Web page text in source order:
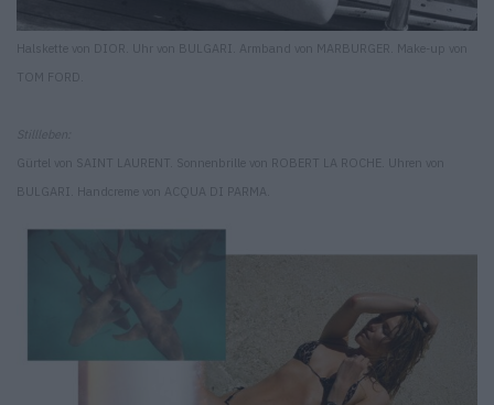
Halskette von DIOR. Uhr von BULGARI. Armband von MARBURGER. Make-up von
TOM FORD.
Gürtel von SAINT LAURENT. Sonnenbrille von ROBERT LA ROCHE. Uhren von
BULGARI. Handcreme von ACQUA DI PARMA.